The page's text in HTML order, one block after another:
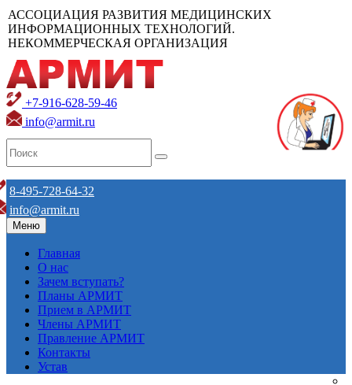
АССОЦИАЦИЯ РАЗВИТИЯ МЕДИЦИНСКИХ
ИНФОРМАЦИОННЫХ ТЕХНОЛОГИЙ.
НЕКОММЕРЧЕСКАЯ ОРГАНИЗАЦИЯ
+7-916-628-59-46
info@armit.ru
8-495-728-64-32
info@armit.ru
Меню
Главная
О нас
Зачем вступать?
Планы АРМИТ
Прием в АРМИТ
Члены АРМИТ
Правление АРМИТ
Контакты
Устав